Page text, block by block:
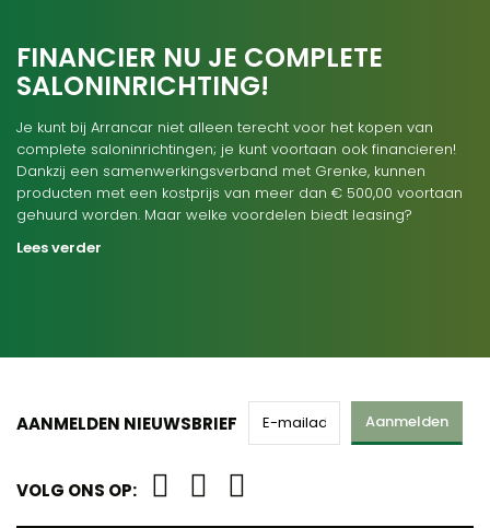
FINANCIER NU JE COMPLETE
SALONINRICHTING!
Je kunt bij Arrancar niet alleen terecht voor het kopen van
complete saloninrichtingen; je kunt voortaan ook financieren!
Dankzij een samenwerkingsverband met Grenke, kunnen
producten met een kostprijs van meer dan € 500,00 voortaan
gehuurd worden. Maar welke voordelen biedt leasing?
Lees verder
AANMELDEN NIEUWSBRIEF Aanmelden
VOLG ONS OP: